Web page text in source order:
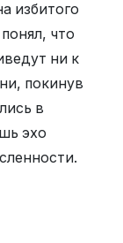
избитого
что
ни к
покинув
в
эхо